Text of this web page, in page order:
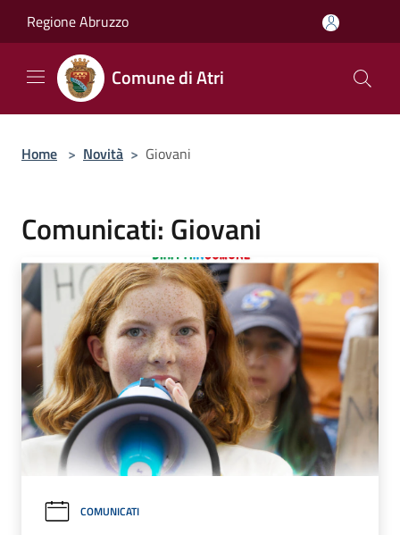
Regione Abruzzo
Comune di Atri
Home > Novità > Giovani
Comunicati: Giovani
COMUNICATI